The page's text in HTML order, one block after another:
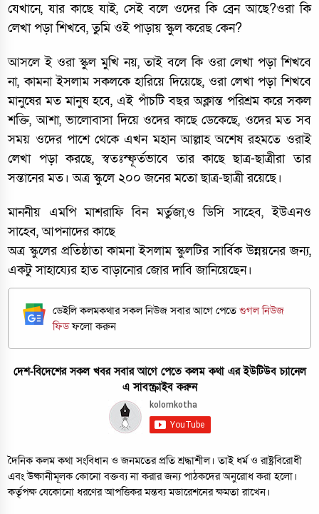
যেখানে, যার কাছে যাই, সেই বলে ওদের কি ব্রেন আছে?ওরা কি
লেখা পড়া শিখবে, তুমি ওই পাড়ায় স্কুল করেছ কেন?
আসলে ই ওরা স্কুল মুখি নয়, তাই বলে কি ওরা লেখা পড়া শিখবে
না, কামনা ইসলাম সকলকে হারিয়ে দিয়েছে, ওরা লেখা পড়া শিখবে
মানুষের মত মানুষ হবে, এই পাঁচটি বছর অক্লান্ত পরিশ্রম করে সকল
শক্তি, আশা, ভালোবাসা দিয়ে ওদের কাছে ডেকেছে, ওদের মত সব
সময় ওদের পাশে থেকে এখন মহান আল্লাহ অশেষ রহমতে ওরাই
লেখা পড়া করছে, স্বতঃস্ফূর্তভাবে তার কাছে ছাত্র-ছাত্রীরা তার
সন্তানের মত। অত্র স্কুলে ২০০ জনের মতো ছাত্র-ছাত্রী রয়েছে।
মাননীয় এমপি মাশরাফি বিন মর্তুজা,ও ডিসি সাহেব, ইউএনও
সাহেব, আপনাদের কাছে
অত্র স্কুলের প্রতিষ্ঠাতা কামনা ইসলাম স্কুলটির সার্বিক উন্নয়নের জন্য,
একটু সাহায্যের হাত বাড়ানোর জোর দাবি জানিয়েছেন।
ডেইলি কলমকথার সকল নিউজ সবার আগে পেতেগুগল নিউজ
ফিডফলো করুন
দেশ-বিদেশের সকল খবর সবার আগে পেতে কলম কথা এর ইউটিউব চ্যানেল
এ সাবস্ক্রাইব করুন
দৈনিক কলম কথা সংবিধান ও জনমতের প্রতি শ্রদ্ধাশীল। তাই ধর্ম ও রাষ্ট্রবিরোধী
এবং উষ্কানীমূলক কোনো বক্তব্য না করার জন্য পাঠকদের অনুরোধ করা হলো।
কর্তৃপক্ষ যেকোনো ধরণের আপত্তিকর মন্তব্য মডারেশনের ক্ষমতা রাখেন।